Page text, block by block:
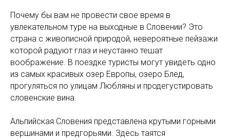
Почему бы вам не провести свое время в
увлекательном туре на выходные в Словении? Это
страна с живописной природой, невероятные пейзажи
которой радуют глаз и неустанно тешат
воображение. В поездке туристы могут увидеть одно
из самых красивых озер Европы, озеро Блед,
прогуляться по улицам Любляны и продегустировать
словенские вина.
Альпийская Словения представлена крутыми горными
вершинами и предгорьями. Здесь таятся